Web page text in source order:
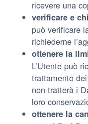
ricevere una
verificare e
può verificare
richiederne
ottenere la
L’Utente può
trattamento
non tratterà i
loro
ottenere la